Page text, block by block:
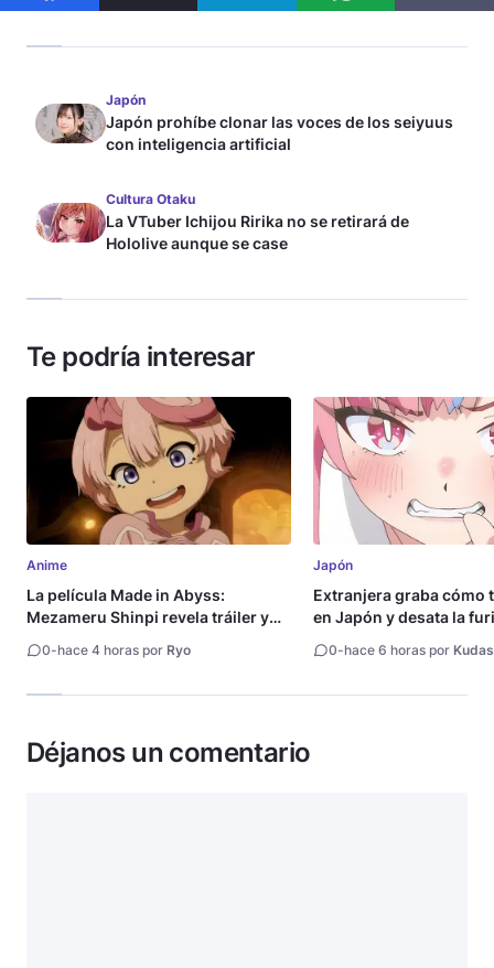
Japón
Japón prohíbe clonar las voces de los seiyuus
con inteligencia artificial
Cultura Otaku
La VTuber Ichijou Ririka no se retirará de
Hololive aunque se case
Te podría interesar
Anime
La película Made in Abyss:
Mezameru Shinpi revela tráiler y
0-hace 4 horas por Ryo
Japón
Extranjera graba cómo
en Japón y desata la
0-hace 6 horas por
Déjanos un comentario